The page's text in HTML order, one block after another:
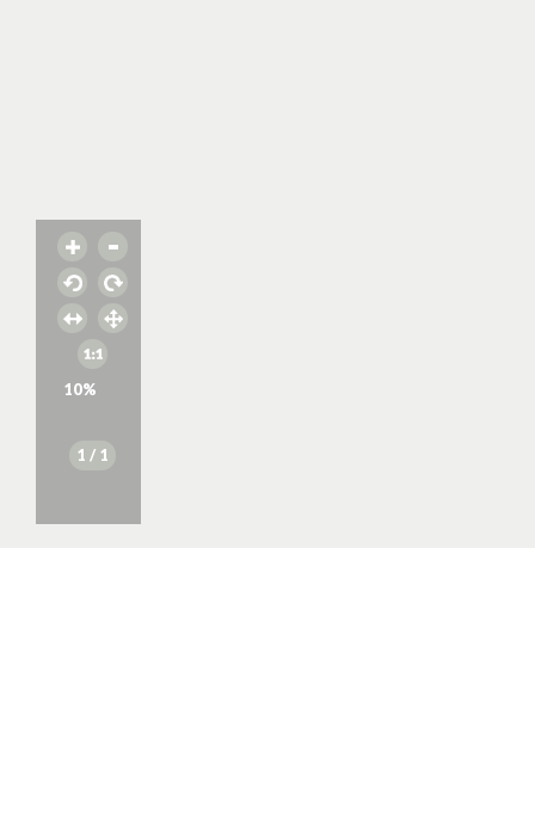
10%
1 / 1